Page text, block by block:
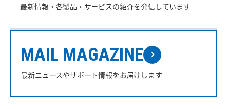
最新情報・各製品・サービスの紹介を発信しています
MAIL MAGAZINE
最新ニュースやサポート情報をお届けします